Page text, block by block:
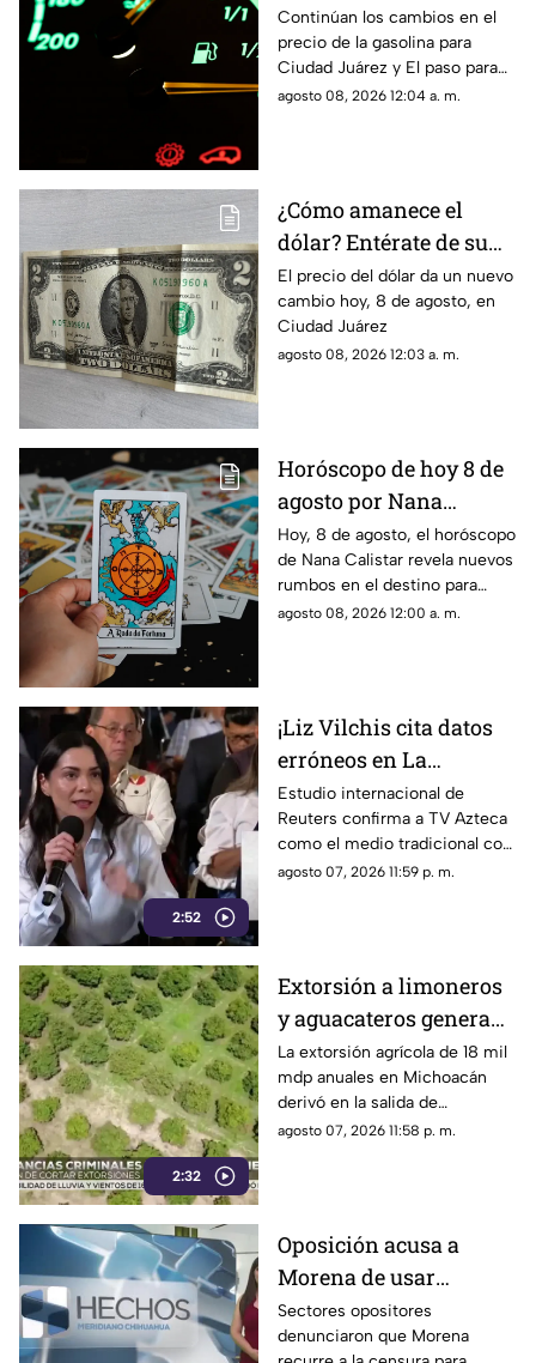
gasolina para Ciudad
Juárez y El Paso
Continúan los cambios en el
precio de la gasolina para
Ciudad Juárez y El paso para
hoy, 8 de agosto
agosto 08, 2026 12:04 a. m.
¿Cómo amanece el
dólar? Entérate de su
precio hoy, 8 de agosto,
en Ciudad Juárez
El precio del dólar da un nuevo
cambio hoy, 8 de agosto, en
Ciudad Juárez
agosto 08, 2026 12:03 a. m.
Horóscopo de hoy 8 de
agosto por Nana
Calistar: ¿Qué te depara
el destino este sábado?
Hoy, 8 de agosto, el horóscopo
de Nana Calistar revela nuevos
rumbos en el destino para
estos signos
agosto 08, 2026 12:00 a. m.
2:52
¡Liz Vilchis cita datos
erróneos en La
Mañanera: Estudio de
Reuters confirma
liderazgo de TV Azteca
en alcance y
Estudio internacional de
Reuters confirma a TV Azteca
como el medio tradicional con
mayor alcance y credibilidad
agosto 07, 2026 11:59 p. m.
2:32
Extorsión a limoneros
y aguacateros genera
pérdidas de 18 mil mdp
en Michoacán
La extorsión agrícola de 18 mil
mdp anuales en Michoacán
derivó en la salida de
inspectores de EE. UU.,
agosto 07, 2026 11:58 p. m.
Oposición acusa a
Morena de usar
censura para ocultar
seńalamientos de
Sectores opositores
denunciaron que Morena